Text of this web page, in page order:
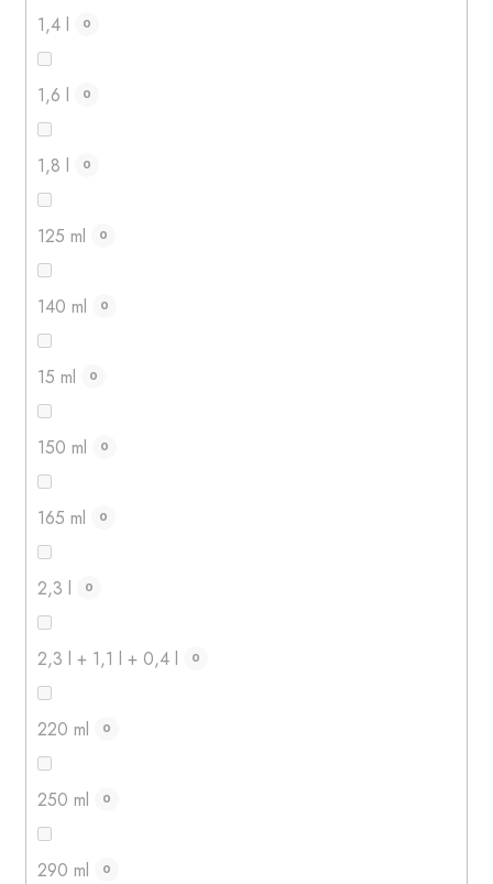
1,4 l 0
1,6 l 0
1,8 l 0
125 ml 0
140 ml 0
15 ml 0
150 ml 0
165 ml 0
2,3 l 0
2,3 l + 1,1 l + 0,4 l 0
220 ml 0
250 ml 0
290 ml 0